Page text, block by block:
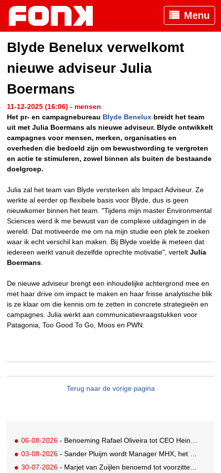
Menu
Blyde Benelux verwelkomt
nieuwe adviseur Julia
Boermans
11-12-2025 (16:06) - mensen
Het pr- en campagnebureau Blyde Benelux breidt het team
uit met Julia Boermans als nieuwe adviseur. Blyde ontwikkelt
campagnes voor mensen, merken, organisaties en
overheden die bedoeld zijn om bewustwording te vergroten
en actie te stimuleren, zowel binnen als buiten de bestaande
doelgroep.
Julia zal het team van Blyde versterken als Impact Adviseur. Ze
werkte al eerder op flexibele basis voor Blyde, dus is geen
nieuwkomer binnen het team. "Tijdens mijn master Environmental
Sciences werd ik me bewust van de complexe uitdagingen in de
wereld. Dat motiveerde me om na mijn studie een plek te zoeken
waar ik echt verschil kan maken. Bij Blyde voelde ik meteen dat
iedereen werkt vanuit dezelfde oprechte motivatie", vertelt Julia
Boermans
De nieuwe adviseur brengt een inhoudelijke achtergrond mee en
met haar drive om impact te maken en haar frisse analytische blik
is ze klaar om die kennis om te zetten in concrete strategieën en
campagnes. Julia werkt aan communicatievraagstukken voor
Patagonia, Too Good To Go, Moos en PWN.
Terug naar de vorige pagina
06-08-2026 - Benoeming Rafael Oliveira tot CEO Heineken nu defintief
03-08-2026 - Sander Pluijm wordt Manager MHX, het branded content label van Mediahuis
30-07-2026 - Marjet van Zuijlen benoemd tot voorzitter Raad van Toezicht Eye Filmmuseum